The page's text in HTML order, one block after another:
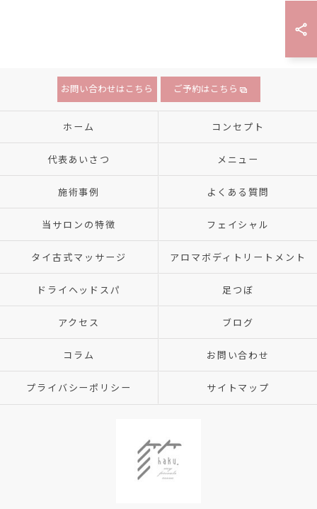
お問い合わせはこちら ご予約はこちら
ホーム コンセプト
代表あいさつ メニュー
施術事例 よくある質問
当サロンの特徴 フェイシャル
タイ古式マッサージ アロマボディトリートメント
ドライヘッドスパ 足つぼ
アクセス ブログ
コラム お問い合わせ
プライバシーポリシー サイトマップ